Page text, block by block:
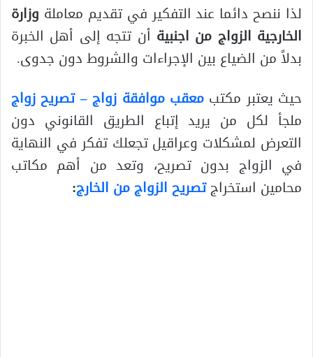
لذا ننصح دائما عند التفكير في تقديم معاملة وزارة
الخارجية الزواج من اجنبية أن تتجه إلى أهل الخبرة
بدلاً من الضياع بين الإجراءات والشروط دون جدوى.
حيث يعتبر مكتب معقب موافقة زواج – تصريح زواج
ملجأ لكل من يريد إتباع الطريق القانوني دون
التعرض لمشكلات وعراقيل تجعلك تفكر في النهاية
في الزواج بدون تصريح، وتعد من أهم مكاتب
محامين استخراجتصريح الزواج من الخارج: